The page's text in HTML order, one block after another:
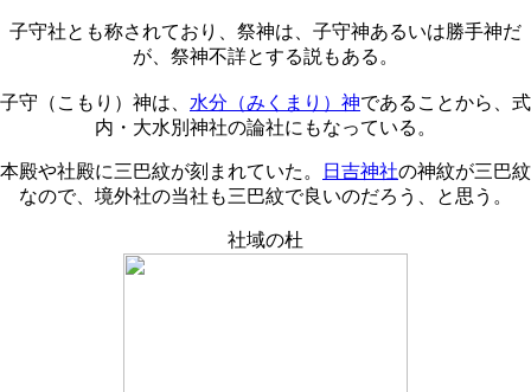
子守社とも称されており、祭神は、子守神あるいは勝手神だ
が、祭神不詳とする説もある。
子守（こもり）神は、 水分（みくまり）神であることから、式
内・大水別神社の論社にもなっている。
本殿や社殿に三巴紋が刻まれていた。 日吉神社の神紋が三巴紋
なので、境外社の当社も三巴紋で良いのだろう、と思う。
社域の杜